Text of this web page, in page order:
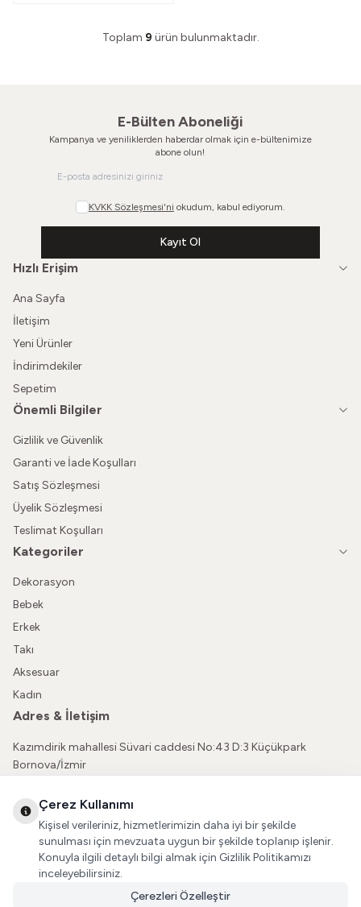
Toplam 9 ürün bulunmaktadır.
E-Bülten Aboneliği
Kampanya ve yeniliklerden haberdar olmak için e-bültenimize
abone olun!
KVKK Sözleşmesi'ni okudum, kabul ediyorum.
Kayıt Ol
Hızlı Erişim
Ana Sayfa
İletişim
Yeni Ürünler
İndirimdekiler
Sepetim
Önemli Bilgiler
Gizlilik ve Güvenlik
Garanti ve İade Koşulları
Satış Sözleşmesi
Üyelik Sözleşmesi
Teslimat Koşulları
Kategoriler
Dekorasyon
Bebek
Erkek
Takı
Aksesuar
Kadın
Adres & İletişim
Kazımdirik mahallesi Süvari caddesi No:43 D:3 Küçükpark
Bornova/İzmir
vatkaliguve@gmail.com
Sosyal Medya
İnstagram
Çerez Kullanımı
Kişisel verileriniz, hizmetlerimizin daha iyi bir şekilde
sunulması için mevzuata uygun bir şekilde toplanıp işlenir.
Konuyla ilgili detaylı bilgi almak için Gizlilik Politikamızı
inceleyebilirsiniz.
Çerezleri Özelleştir